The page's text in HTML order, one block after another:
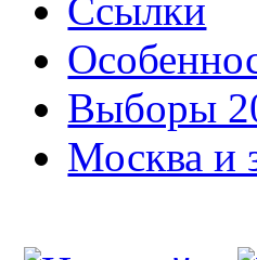
Ссылки
Выборы
Москва и